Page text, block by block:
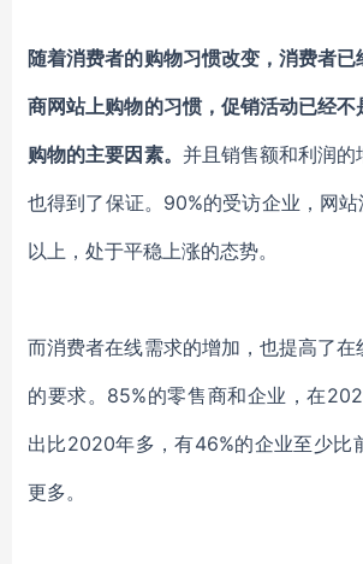
随着消费者的购物习惯改变，消费者
商网站上购物的习惯，促销活动已经
购物的主要因素。 并且销售额和利润
也得到了保证。 90%的受访企业，网
以上，处于平稳上涨的态势。
而消费者在线需求的增加，也提高了
的要求。 85%的零售商和企业，在
出比2020年多，有46%的企业至少比
更多。